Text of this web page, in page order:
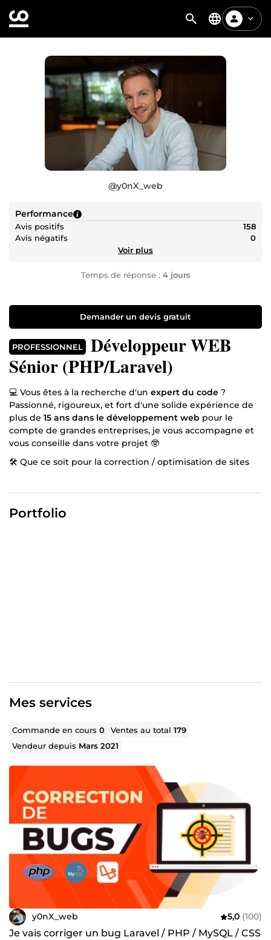
@y0nX_web
Performance
Avis positifs
158
Avis négatifs
0
Voir plus
Temps de réponse : 4 jours
Demander un devis gratuit
PROFESSIONNEL
Développeur WEB
Sénior (PHP/Laravel)
💻 Vous êtes à la recherche d'un expert du code ?
Passionné, rigoureux, et fort d'une solide expérience de
plus de 15 ans dans le développement web pour le
compte de grandes entreprises, je vous accompagne et
vous conseille dans votre projet 🤓
🛠️ Que ce soit pour la correction / optimisation de sites
GitHub, Zapier donnera un coup de boost à votre
Portfolio
Mes services
Commande en cours0 Ventes au total179
Vendeur depuis Mars 2021
y0nX_web 5,0 (100)
Je vais corriger un bug Laravel / PHP / MySQL / CSS